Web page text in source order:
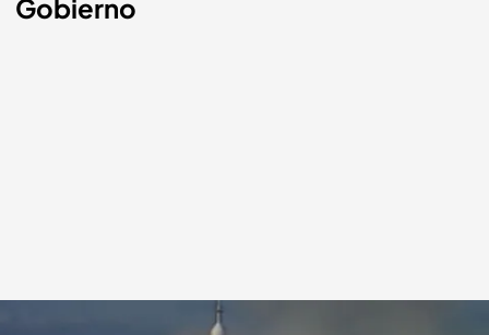
Gobierno